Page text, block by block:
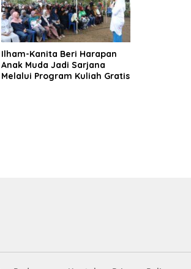
Ilham-Kanita Beri Harapan
Anak Muda Jadi Sarjana
Melalui Program Kuliah Gratis